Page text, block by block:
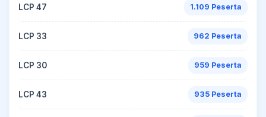
LCP 47 1.109 Peserta
LCP 33 962 Peserta
LCP 30 959 Peserta
LCP 43 935 Peserta